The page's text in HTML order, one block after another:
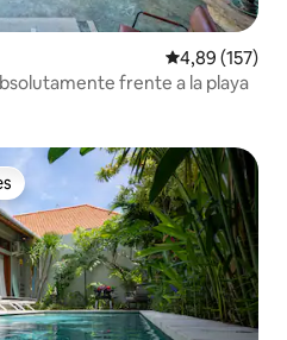
Calificación
4,89 (157)
frente a la playa
más destacados